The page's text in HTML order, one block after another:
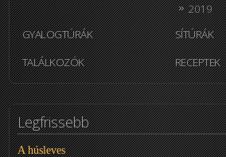
2019
GYALOGTÚRÁK
SÍTÚRÁK
TALÁLKOZÓK
RECEPTEK
Legfrissebb
A húsleves